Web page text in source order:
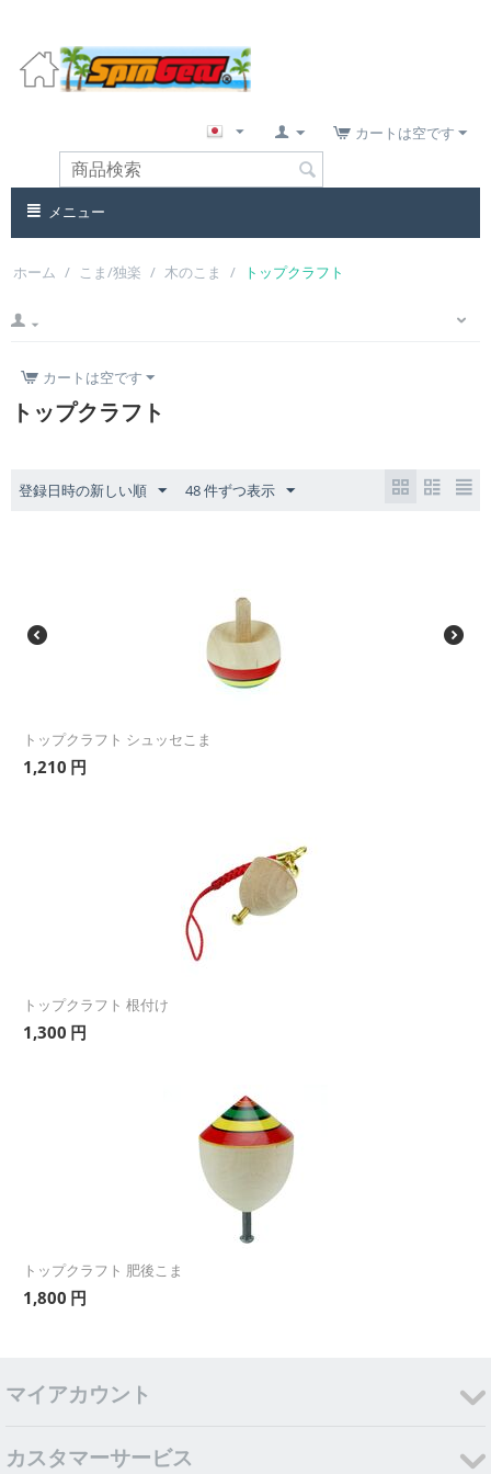
カートは空です
メニュー
ホーム / こま/独楽 / 木のこま / トップクラフト
カートは空です
トップクラフト
登録日時の新しい順 48 件ずつ表示
トップクラフト シュッセこま
1,210 円
トップクラフト 根付け
1,300 円
トップクラフト 肥後こま
1,800 円
マイアカウント
カスタマーサービス